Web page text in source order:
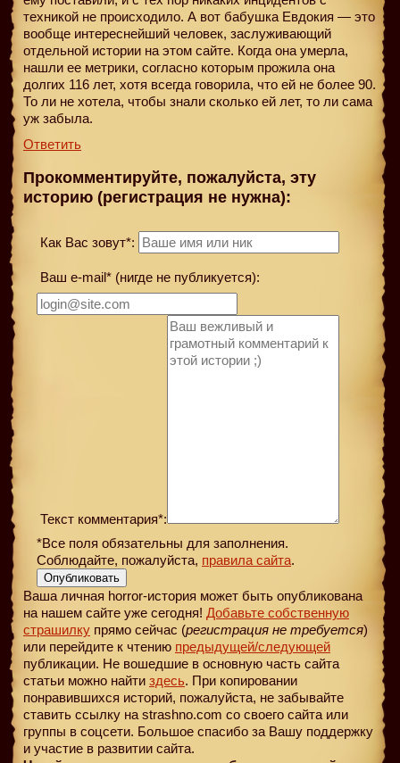
техникой не происходило. А вот бабушка Евдокия — это
вообще интереснейший человек, заслуживающий
отдельной истории на этом сайте. Когда она умерла,
нашли ее метрики, согласно которым прожила она
долгих 116 лет, хотя всегда говорила, что ей не более 90.
То ли не хотела, чтобы знали сколько ей лет, то ли сама
уж забыла.
Ответить
Прокомментируйте, пожалуйста, эту
историю (регистрация не нужна):
Как Вас зовут*:
Ваш e-mail* (нигде не публикуется):
Текст комментария*:
*Все поля обязательны для заполнения.
Соблюдайте, пожалуйста, правила сайта.
Опубликовать
Ваша личная horror-история может быть опубликована
на нашем сайте уже сегодня! Добавьте собственную
страшилку прямо сейчас (регистрация не требуется)
или перейдите к чтению предыдущей/следующей
публикации. Не вошедшие в основную часть сайта
статьи можно найти здесь. При копировании
понравившихся историй, пожалуйста, не забывайте
ставить ссылку на strashno.com со своего сайта или
группы в соцсети. Большое спасибо за Вашу поддержку
и участие в развитии сайта.